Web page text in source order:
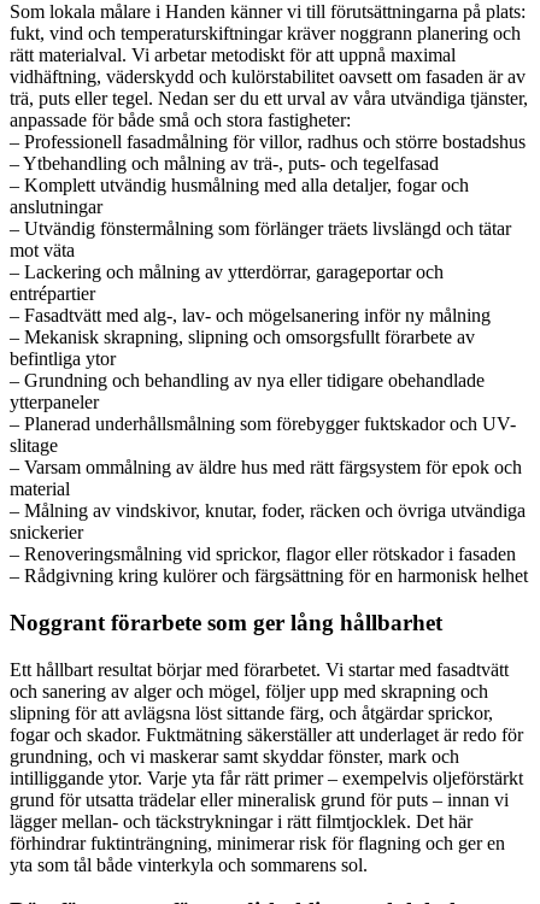
Som lokala målare i Handen känner vi till förutsättningarna på plats:
fukt, vind och temperaturskiftningar kräver noggrann planering och
rätt materialval. Vi arbetar metodiskt för att uppnå maximal
vidhäftning, väderskydd och kulörstabilitet oavsett om fasaden är av
trä, puts eller tegel. Nedan ser du ett urval av våra utvändiga tjänster,
anpassade för både små och stora fastigheter:
– Professionell fasadmålning för villor, radhus och större bostadshus
– Ytbehandling och målning av trä-, puts- och tegelfasad
– Komplett utvändig husmålning med alla detaljer, fogar och
anslutningar
– Utvändig fönstermålning som förlänger träets livslängd och tätar
mot väta
– Lackering och målning av ytterdörrar, garageportar och
entrépartier
– Fasadtvätt med alg-, lav- och mögelsanering inför ny målning
– Mekanisk skrapning, slipning och omsorgsfullt förarbete av
befintliga ytor
– Grundning och behandling av nya eller tidigare obehandlade
ytterpaneler
– Planerad underhållsmålning som förebygger fuktskador och UV-
slitage
– Varsam ommålning av äldre hus med rätt färgsystem för epok och
material
– Målning av vindskivor, knutar, foder, räcken och övriga utvändiga
snickerier
– Renoveringsmålning vid sprickor, flagor eller rötskador i fasaden
– Rådgivning kring kulörer och färgsättning för en harmonisk helhet
Noggrant förarbete som ger lång hållbarhet
Ett hållbart resultat börjar med förarbetet. Vi startar med fasadtvätt
och sanering av alger och mögel, följer upp med skrapning och
slipning för att avlägsna löst sittande färg, och åtgärdar sprickor,
fogar och skador. Fuktmätning säkerställer att underlaget är redo för
grundning, och vi maskerar samt skyddar fönster, mark och
intilliggande ytor. Varje yta får rätt primer – exempelvis oljeförstärkt
grund för utsatta trädelar eller mineralisk grund för puts – innan vi
lägger mellan- och täckstrykningar i rätt filmtjocklek. Det här
förhindrar fuktinträngning, minimerar risk för flagning och ger en
yta som tål både vinterkyla och sommarens sol.